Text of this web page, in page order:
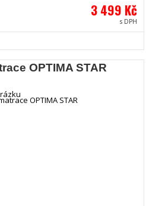
3 499 Kč
s DPH
OPTIMA STAR